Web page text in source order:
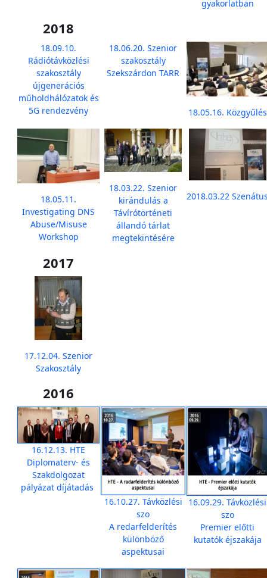
gyakorlatban
2018
18.09.10.
Rádiótávközlési
szakosztály
újgenerációs
műholdhálózatok és
5G rendezvény
18.06.20. Szenior
szakosztály
Szekszárdon TARR
18.05.16. Közgyűlés
18.05.11.
Investigating DNS
Abuse/Misuse
Workshop
18.03.22. Szenior
kirándulás a
Távírótörténeti
állandó tárlat
megtekintésére
2018.03.22
2017
17.12.04. Szenior
Szakosztály
2016
16.12.13. HTE
Diplomaterv- és
Szakdolgozat
pályázat díjátadás
16.10.27. Távközlési
szo
A redarfelderítés
különböző
aspektusai
16.09.29. Távközlési
szo
Premier előtti
kutatók éjszakája